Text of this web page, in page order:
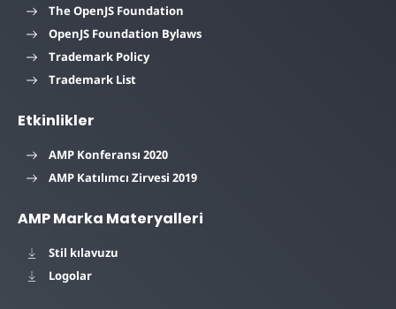
The OpenJS Foundation
OpenJS Foundation Bylaws
Trademark Policy
Trademark List
Etkinlikler
AMP Konferansı 2020
AMP Katılımcı Zirvesi 2019
AMP Marka Materyalleri
Stil kılavuzu
Logolar